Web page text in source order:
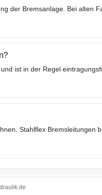
der Bremsanlage. Bei alten
ist in der Regel
Stahlflex Bremsleitungen